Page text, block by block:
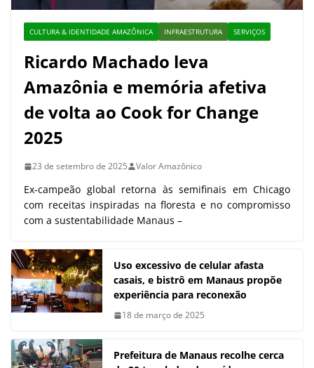
CULTURA & IDENTIDADE AMAZÔNICA INFRAESTRUTURA SERVIÇOS
Ricardo Machado leva
Amazônia e memória afetiva
de volta ao Cook for Change
2025
23 de setembro de 2025 Valor Amazônico
Ex-campeão global retorna às semifinais em Chicago
com receitas inspiradas na floresta e no compromisso
com a sustentabilidade Manaus –
Uso excessivo de celular afasta
casais, e bistrô em Manaus propõe
experiência para reconexão
18 de março de 2025
Prefeitura de Manaus recolhe cerca